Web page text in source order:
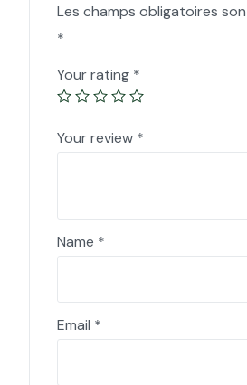
Les champs obligatoires
*
Your rating *
Your review *
Name *
Email *